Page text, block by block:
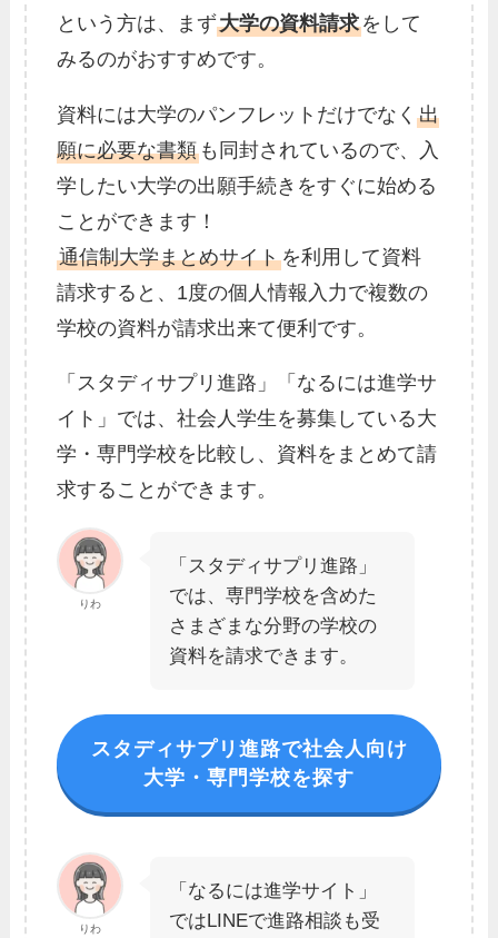
という方は、まず大学の資料請求をして
みるのがおすすめです。
資料には大学のパンフレットだけでなく出
願に必要な書類 も同封されているので、入
学したい大学の出願手続きをすぐに始める
ことができます！
通信制大学まとめサイトを利用して資料
請求すると、1度の個人情報入力で複数の
学校の資料が請求出来て便利です。
「スタディサプリ進路」「なるには進学サ
イト」では、社会人学生を募集している大
学・専門学校を比較し、資料をまとめて請
求することができます。
りわ
「スタディサプリ進路」
では、専門学校を含めた
さまざまな分野の学校の
資料を請求できます。
スタディサプリ進路で社会人向け
大学・専門学校を探す
りわ
「なるには進学サイト」
ではLINEで進路相談も受